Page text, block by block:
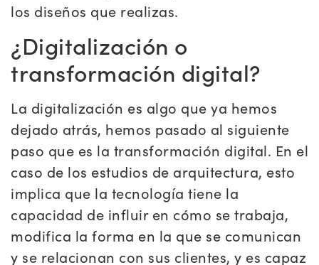
los diseños que realizas.
¿Digitalización o
transformación digital?
La digitalización es algo que ya hemos
dejado atrás, hemos pasado al siguiente
paso que es la transformación digital. En el
caso de los estudios de arquitectura, esto
implica que la tecnología tiene la
capacidad de influir en cómo se trabaja,
modifica la forma en la que se comunican
y se relacionan con sus clientes, y es capaz